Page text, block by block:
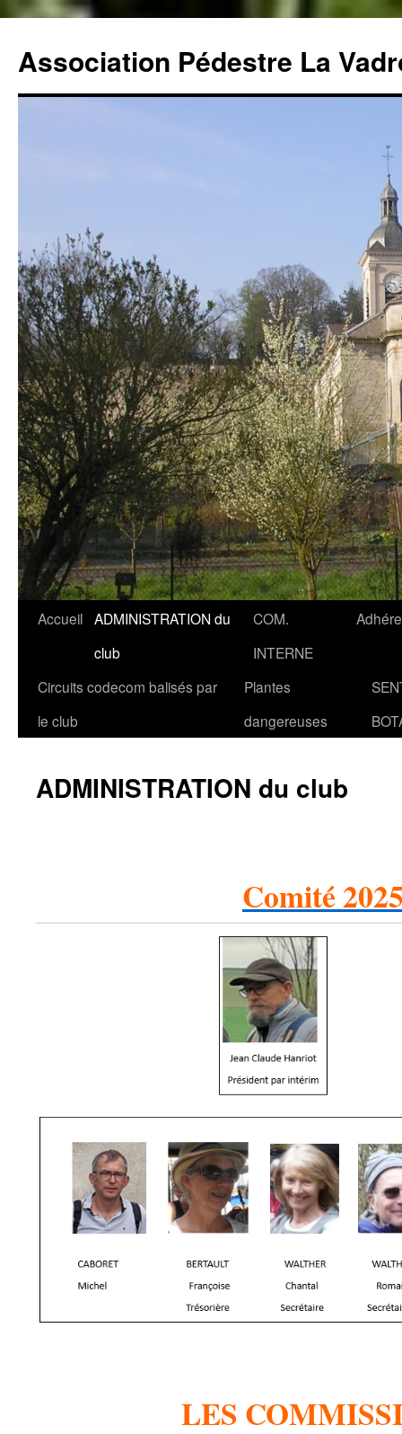
contenu
Association Pédestre La
Accueil ADMINISTRATION du
club
COM.
INTERNE
Circuits codecom balisés par
le club
Plantes
dangereuses
ADMINISTRATION du club
Comité
LES